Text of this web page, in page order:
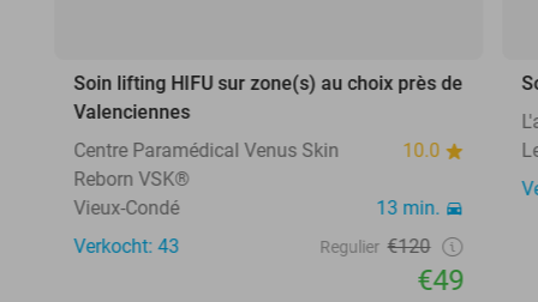
Soin lifting HIFU sur zone(s) au choix près de
Valenciennes
Centre Paramédical Venus Skin
Reborn VSK®
10.0
Vieux-Condé
13 min.
Verkocht: 43
Regulier €120
€49